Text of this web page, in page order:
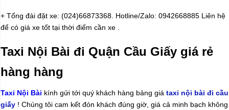
+ Tổng đài đặt xe: (024)66873368. Hotline/Zalo: 0942668885 Liên hệ
để có giá xe tốt tại thời điểm cần xe .
Taxi Nội Bài đi Quận Cầu Giấy giá rẻ
hàng hàng
Taxi Nội Bài kính gửi tới quý khách hàng bảng giá taxi nội bài đi cầu
giấy ! Chúng tôi cam kết đón khách đúng giờ, giá cả minh bạch không